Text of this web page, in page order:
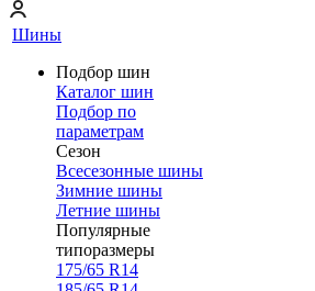
Шины
Подбор шин
Каталог шин
Подбор по
параметрам
Сезон
Всесезонные шины
Зимние шины
Летние шины
Популярные
типоразмеры
175/65 R14